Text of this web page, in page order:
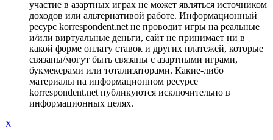
участие в азартных играх не может являться источником
доходов или альтернативой работе. Информационный
ресурс korrespondent.net не проводит игры на реальные
и/или виртуальные деньги, сайт не принимает ни в
какой форме оплату ставок и других платежей, которые
связаны/могут быть связаны с азартными играми,
букмекерами или тотализаторами. Какие-либо
материалы на информационном ресурсе
korrespondent.net публикуются исключительно в
информационных целях.
X